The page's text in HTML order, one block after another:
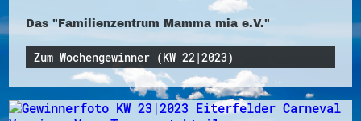
Das "Familienzentrum Mamma mia e.V."
Zum Wochengewinner (KW 22|2023)